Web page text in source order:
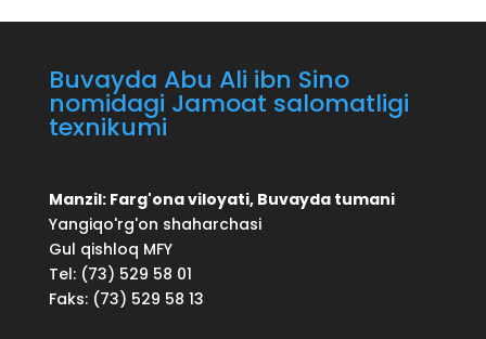
Buvayda Abu Ali ibn Sino
nomidagi Jamoat salomatligi
texnikumi
Manzil: Farg'ona viloyati, Buvayda tumani
Yangiqo'rg'on shaharchasi
Gul qishloq MFY
Tel: (73) 529 58 01
Faks: (73) 529 58 13